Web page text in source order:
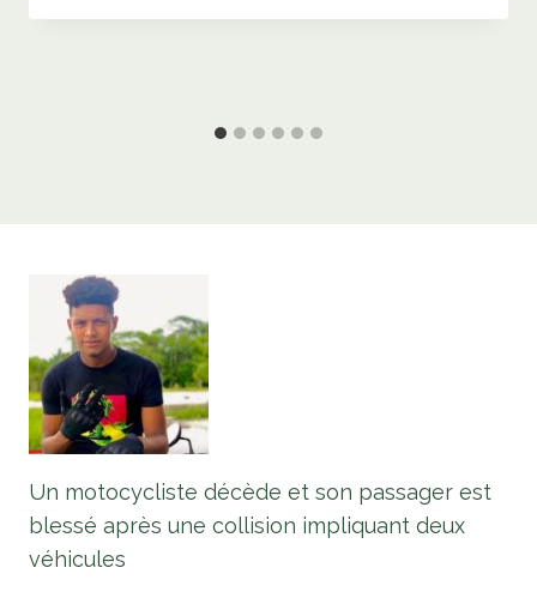
Un motocycliste décède et son passager est
blessé après une collision impliquant deux
véhicules